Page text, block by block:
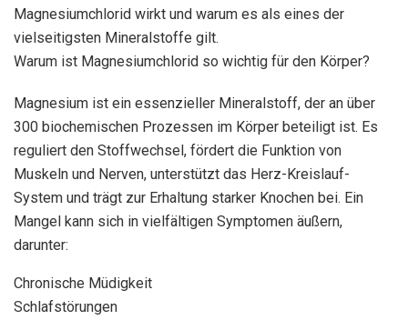
Magnesiumchlorid wirkt und warum es als eines der
vielseitigsten Mineralstoffe gilt.
Warum ist Magnesiumchlorid so wichtig für den Körper?
Magnesium ist ein essenzieller Mineralstoff, der an über
300 biochemischen Prozessen im Körper beteiligt ist. Es
reguliert den Stoffwechsel, fördert die Funktion von
Muskeln und Nerven, unterstützt das Herz-Kreislauf-
System und trägt zur Erhaltung starker Knochen bei. Ein
Mangel kann sich in vielfältigen Symptomen äußern,
darunter:
Chronische Müdigkeit
Schlafstörungen